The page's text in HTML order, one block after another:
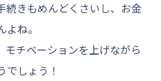
続きもめんどくさいし、お金
ね。
モチベーションを上げながら
でしょう！